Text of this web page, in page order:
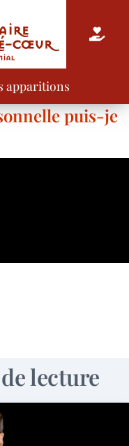
apparitions
puis-je
lecture